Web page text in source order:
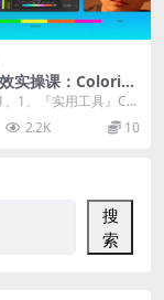
实操课：Colorist
字幕+RG特效，多
1、『实用工具』Col
路掌握不一样的高级调
2.2K 10
搜
索